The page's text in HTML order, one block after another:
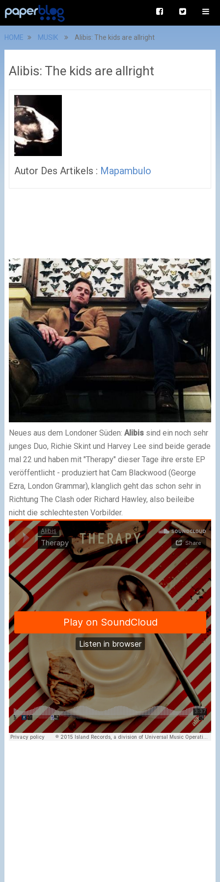
HOME MUSIK Alibis: The kids are allright
Alibis: The kids are allright
Autor Des Artikels : Mapambulo
Neues aus dem Londoner Süden: Alibissind ein noch sehr
junges Duo, Richie Skint und Harvey Lee sind beide gerade
mal 22 und haben mit "Therapy" dieser Tage ihre erste EP
veröffentlicht - produziert hat Cam Blackwood (George
Ezra, London Grammar), klanglich geht das schon sehr in
Richtung The Clash oder Richard Hawley, also beileibe
nicht die schlechtesten Vorbilder.